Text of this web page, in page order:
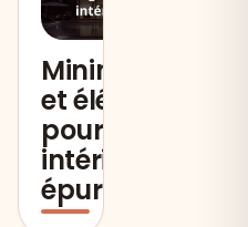
de
à
Minimalisme
et élégance
pour un
intérieur
épuré